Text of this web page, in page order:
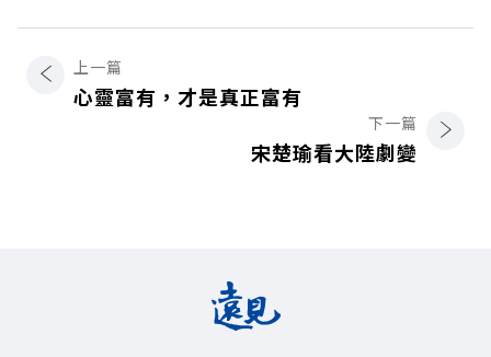
上一篇
心靈富有，才是真正富有
下一篇
宋楚瑜看大陸劇變